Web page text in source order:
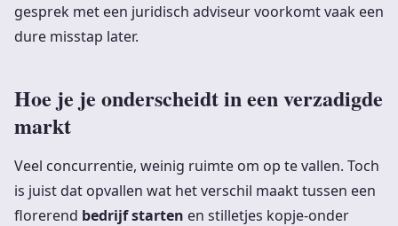
gesprek met een juridisch adviseur voorkomt vaak een
dure misstap later.
Hoe je je onderscheidt in een verzadigde
markt
Veel concurrentie, weinig ruimte om op te vallen. Toch
is juist dat opvallen wat het verschil maakt tussen een
florerend bedrijf starten en stilletjes kopje-onder